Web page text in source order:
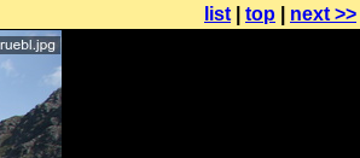
list top next >>